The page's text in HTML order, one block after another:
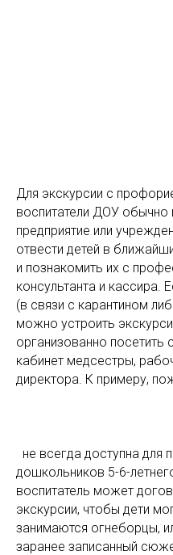
Для экскурсии с
воспитатели ДОУ
предприятие или
отвести детей в
и познакомить их с
консультанта и кассира.
(в связи с карантином
можно устроить
организованно посетить
кабинет медсестры,
директора. К примеру,
не всегда доступна для
дошкольников 5-6-
воспитатель может
экскурсии, чтобы дети
занимаются огнеборцы,
заранее записанный